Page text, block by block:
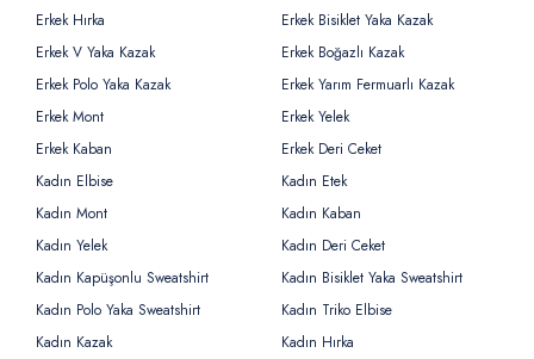
Erkek Hırka
Erkek Bisiklet Yaka Kazak
Erkek V Yaka Kazak
Erkek Boğazlı Kazak
Erkek Polo Yaka Kazak
Erkek Yarım Fermuarlı Kazak
Erkek Mont
Erkek Yelek
Erkek Kaban
Erkek Deri Ceket
Kadın Elbise
Kadın Etek
Kadın Mont
Kadın Kaban
Kadın Yelek
Kadın Deri Ceket
Kadın Kapüşonlu Sweatshirt
Kadın Bisiklet Yaka Sweatshirt
Kadın Polo Yaka Sweatshirt
Kadın Triko Elbise
Kadın Kazak
Kadın Hırka